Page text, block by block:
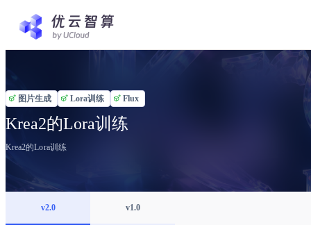
图片生成 Lora训练 Flux
Krea2的Lora训练
Krea2的Lora训练
v2.0 v1.0